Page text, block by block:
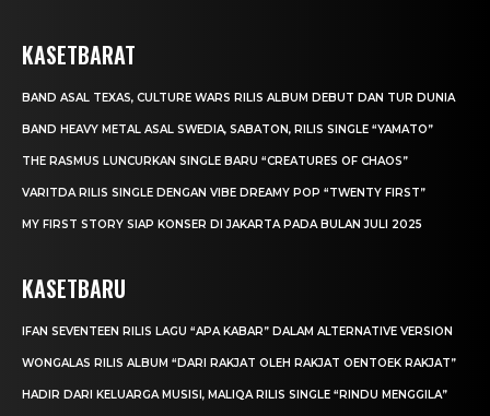
KASETBARAT
BAND ASAL TEXAS, CULTURE WARS RILIS ALBUM DEBUT DAN TUR DUNIA
BAND HEAVY METAL ASAL SWEDIA, SABATON, RILIS SINGLE “YAMATO”
THE RASMUS LUNCURKAN SINGLE BARU “CREATURES OF CHAOS”
VARITDA RILIS SINGLE DENGAN VIBE DREAMY POP “TWENTY FIRST”
MY FIRST STORY SIAP KONSER DI JAKARTA PADA BULAN JULI 2025
KASETBARU
IFAN SEVENTEEN RILIS LAGU “APA KABAR” DALAM ALTERNATIVE VERSION
WONGALAS RILIS ALBUM “DARI RAKJAT OLEH RAKJAT OENTOEK RAKJAT”
HADIR DARI KELUARGA MUSISI, MALIQA RILIS SINGLE “RINDU MENGGILA”